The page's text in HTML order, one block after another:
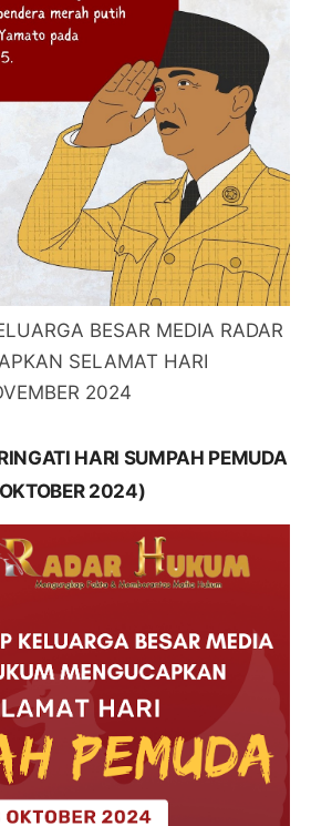
BESAR MEDIA RADAR
SELAMAT HARI
2024
HARI SUMPAH PEMUDA
2024)